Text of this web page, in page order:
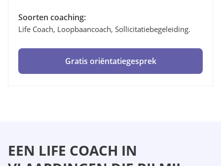
Soorten coaching:
Life Coach, Loopbaancoach, Sollicitatiebegeleiding.
Gratis oriëntatiegesprek
EEN LIFE COACH IN